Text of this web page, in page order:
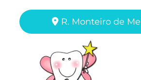
R. Monteiro de